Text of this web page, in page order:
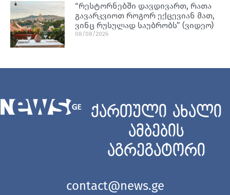
“რესტორნებში დავდივართ, რათა
გავარკვიოთ როგორ ექცევიან მათ,
ვინც რუსულად საუბრობს” (ვიდეო)
08/08/2026
ქართული ახალი
ამბების
აგრეგატორი
contact@news.ge